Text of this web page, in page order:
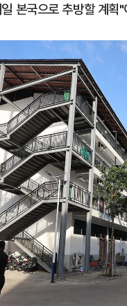
본국으로 추방할 계획